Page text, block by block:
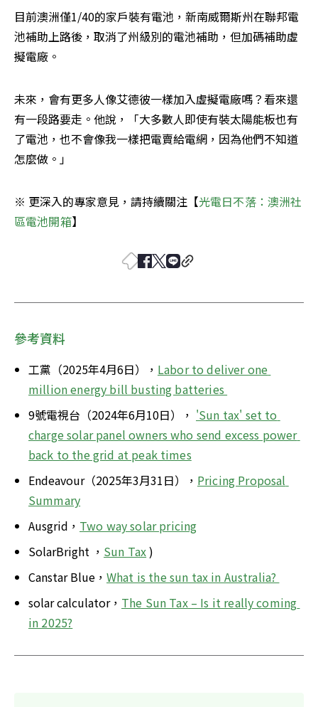
目前澳洲僅1/40的家戶裝有電池，新南威爾斯州在聯邦電
池補助上路後，取消了州級別的電池補助，但加碼補助虛
擬電廠。
未來，會有更多人像艾德彼一樣加入虛擬電廠嗎？看來還
有一段路要走。他說，「大多數人即使有裝太陽能板也有
了電池，也不會像我一樣把電賣給電網，因為他們不知道
怎麼做。」
※ 更深入的專家意見，請持續關注【光電日不落：澳洲社
區電池開箱】
參考資料
工黨（2025年4月6日）， Labor to deliver one
million energy bill busting batteries
9號電視台（2024年6月10日）， 'Sun tax' set to
charge solar panel owners who send excess power
back to the grid at peak times
Endeavour（2025年3月31日）， Pricing Proposal
Summary
Ausgrid， Two way solar pricing
SolarBright ， Sun Tax )
Canstar Blue， What is the sun tax in Australia?
solar calculator， The Sun Tax – Is it really coming
in 2025?